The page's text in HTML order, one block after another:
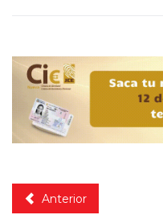
Anterior